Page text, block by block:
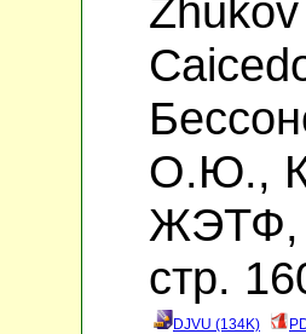
О.Ю.,
ЖЭТФ,
стр.
DJVU (134K)